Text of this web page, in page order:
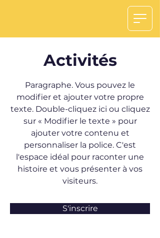
Activités
Paragraphe. Vous pouvez le
modifier et ajouter votre propre
texte. Double-cliquez ici ou cliquez
sur « Modifier le texte » pour
ajouter votre contenu et
personnaliser la police. C'est
l'espace idéal pour raconter une
histoire et vous présenter à vos
visiteurs.
S'inscrire